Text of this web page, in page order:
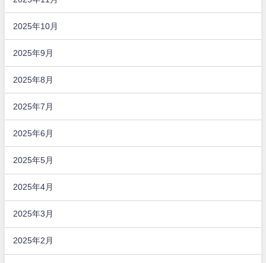
2025年10月
2025年9月
2025年8月
2025年7月
2025年6月
2025年5月
2025年4月
2025年3月
2025年2月